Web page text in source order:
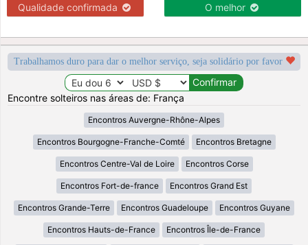
Qualidade confirmada O melhor
Trabalhamos duro para dar o melhor serviço, seja solidário por favor
Encontre solteiros nas áreas de: França
Encontros Auvergne-Rhône-Alpes
Encontros Bourgogne-Franche-Comté Encontros Bretagne
Encontros Centre-Val de Loire Encontros Corse
Encontros Fort-de-france Encontros Grand Est
Encontros Grande-Terre Encontros Guadeloupe Encontros Guyane
Encontros Hauts-de-France Encontros Île-de-France